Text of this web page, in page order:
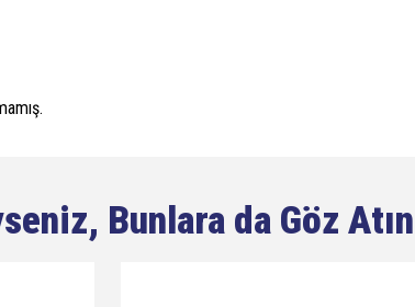
Bunlara da Göz Atın